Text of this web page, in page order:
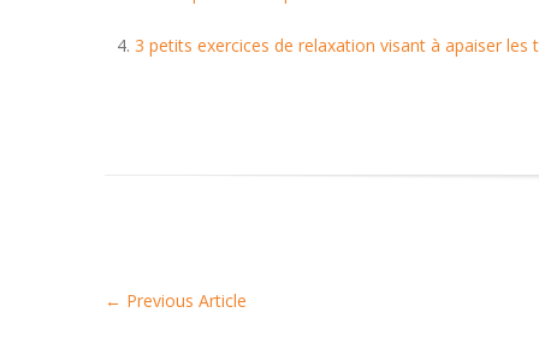
3 petits exercices de relaxation visant à apaiser les
← Previous Article